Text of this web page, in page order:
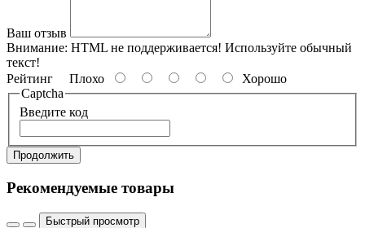
Ваш отзыв
Внимание: HTML не поддерживается! Используйте обычный
текст!
Рейтинг Плохо
Хорошо
Captcha
Введите код
Продолжить
Рекомендуемые товары
Быстрый просмотр